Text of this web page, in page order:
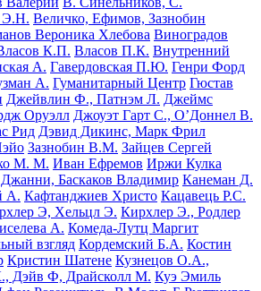
Э.Н. Величко, Ефимов, Зазнобин
Вероника Хлебова Виноградов
К.П. Власов П.К. Внутренний
А. Гавердовская П.Ю. Генри Форд
А. Гуманитарный Центр Гюстав
Джейвлин Ф., Патнэм Л. Джеймс
Оруэлл Джоуэт Гарт С., О’Доннел В.
Рид Дэвид Дикинс, Марк Фрил
Зазнобин В.М. Зайцев Сергей
М. М. Иван Ефремов Иржи Кулка
Баскаков Владимир Канеман Д.
А. Кафтанджиев Христо Кацавець Р.С.
Э, Хельцл Э. Кирхлер Э., Родлер
А. Комеда-Лутц Маргит
взгляд Кордемский Б.А. Костин
Кристин Шатене Кузнецов О.А.,
Дэйв Ф, Драйсколл М. Куэ Эмиль